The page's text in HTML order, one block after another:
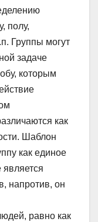
полу,
Группы могут
задаче
которым
как
Шаблон
как единое
напротив, он
равно как